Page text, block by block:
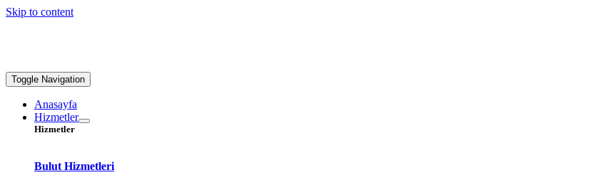
Skip to content
Toggle Navigation
Anasayfa
Hizmetler
Hizmetler
Bulut Hizmetleri